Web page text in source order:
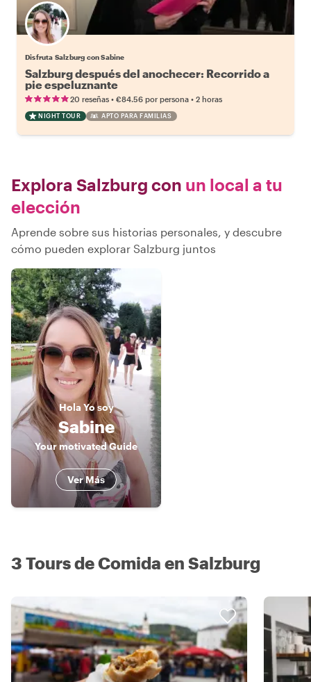
Disfruta Salzburg con Sabine
Salzburg después del anochecer: Recorrido a
pie espeluznante
20 reseñas • €84.56 por persona • 2 horas
NIGHT TOUR APTO PARA FAMILIAS
Explora Salzburg con un local a tu
elección
Aprende sobre sus historias personales, y descubre
cómo pueden explorar Salzburg juntos
Hola Yo soy
Sabine
Your motivated Guide
Ver Más
3 Tours de Comida en Salzburg